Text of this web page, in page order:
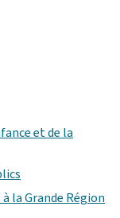
et de la
la Grande Région